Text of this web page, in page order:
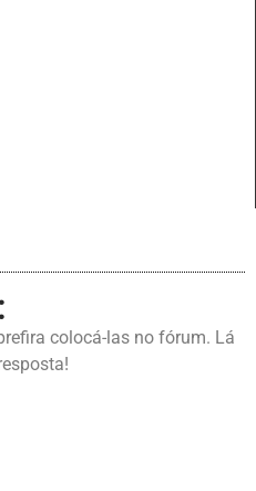
colocá-las no fórum. Lá